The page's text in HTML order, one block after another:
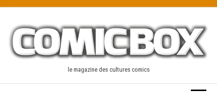
content
le magazine des cultures comics